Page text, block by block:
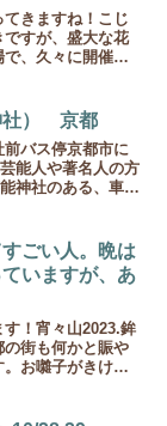
きますね！こじ
すが、盛大な花
、久々に開催さ
シ掲載のホーム
社） 京都
バス停京都市に
能人や著名人の方
神社のある、車折
ごい人。晩は
いますが、あ
！宵々山2023.鉾
街も何かと賑や
お囃子がきけて